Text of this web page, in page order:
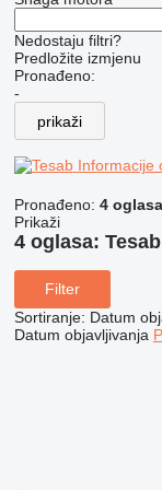
Nedostaju filtri?
Predložite izmjenu
Pronađeno:
-
prikaži
Informacije
Pronađeno: 4 oglasa
Prikaži
4 oglasa:
Filter
Sortiranje: Datum
Datum objavljivanja